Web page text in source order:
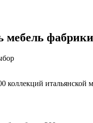
мебель
коллекций итальянской